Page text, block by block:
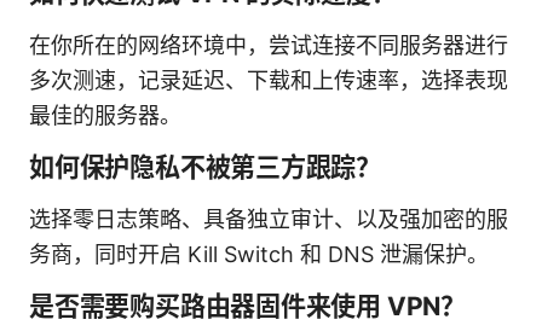
在你所在的网络环境中，尝试连接不同服务器进行
多次测速，记录延迟、下载和上传速率，选择表现
最佳的服务器。
如何保护隐私不被第三方跟踪？
选择零日志策略、具备独立审计、以及强加密的服
务商，同时开启 Kill Switch 和 DNS 泄漏保护。
是否需要购买路由器固件来使用 VPN？